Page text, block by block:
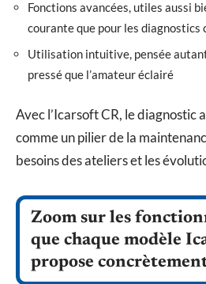
Fonctions avancées, utiles aussi
courante que pour les diagnostics
Utilisation intuitive, pensée
pressé que l’amateur éclairé
Avec l’Icarsoft CR, le diagnostic
comme un pilier de la
besoins des ateliers et les
Zoom sur les
que chaque modèle
propose